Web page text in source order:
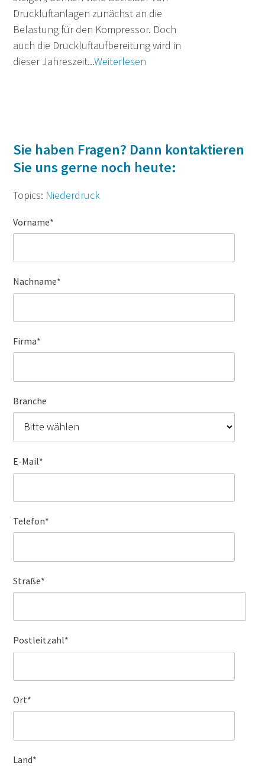
Druckluftanlagen zunächst an die
Belastung für den Kompressor. Doch
auch die Druckluftaufbereitung wird in
dieser Jahreszeit...Weiterlesen
Sie haben Fragen? Dann kontaktieren
Sie uns gerne noch heute:
Topics: Niederdruck
Vorname*
Nachname*
Firma*
Branche
E-Mail*
Telefon*
Straße*
Postleitzahl*
Ort*
Land*